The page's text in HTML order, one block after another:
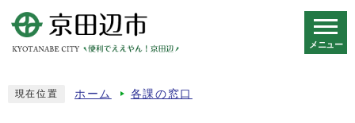
メニュー
現在位置 ホーム 各課の窓口